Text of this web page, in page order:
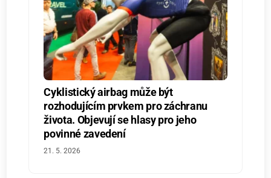
Cyklistický airbag může být
rozhodujícím prvkem pro záchranu
života. Objevují se hlasy pro jeho
povinné zavedení
21. 5. 2026